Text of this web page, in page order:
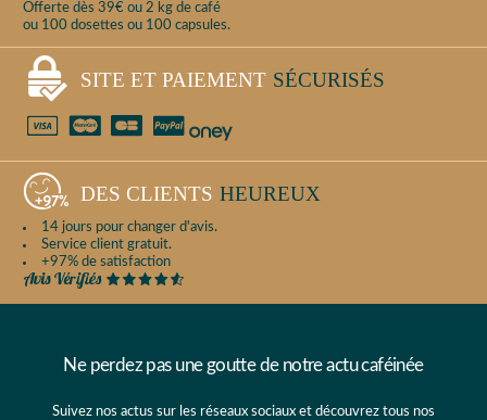
Offerte dès 39€ ou 2 kg de café
ou 100 dosettes ou 100 capsules.
SITE ET PAIEMENT SÉCURISÉS
DES CLIENTS HEUREUX
14 jours pour changer d'avis.
Service client gratuit.
+97% de satisfaction
Ne perdez pas une goutte de notre actu caféinée
Suivez nos actus sur les réseaux sociaux et découvrez tous nos